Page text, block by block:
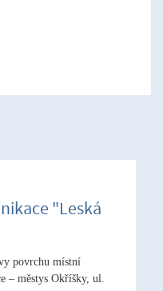
"Leská
povrchu místní
– městys Okříšky, ul.